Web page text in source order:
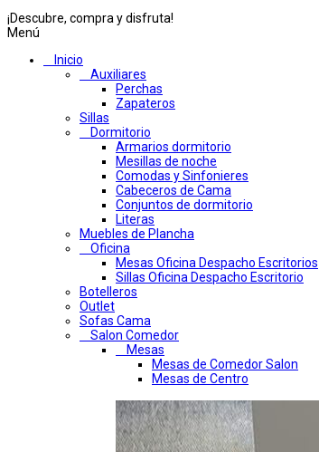
¡Descubre, compra y disfruta!
Menú
Inicio
Auxiliares
Perchas
Zapateros
Sillas
Dormitorio
Armarios dormitorio
Mesillas de noche
Comodas y Sinfonieres
Cabeceros de Cama
Conjuntos de dormitorio
Literas
Muebles de Plancha
Oficina
Mesas Oficina Despacho Escritorios
Sillas Oficina Despacho Escritorio
Botelleros
Outlet
Sofas Cama
Salon Comedor
Mesas
Mesas de Comedor Salon
Mesas de Centro